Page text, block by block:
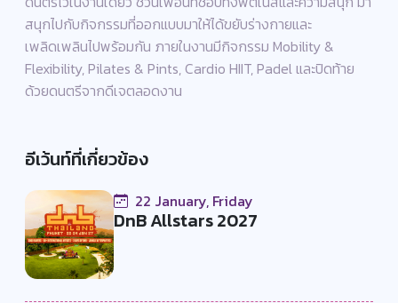
สนุกไปกับกิจกรรมที่ออกแบบมาให้ได้ขยับร่างกายและ
เพลิดเพลินไปพร้อมกัน ภายในงานมีกิจกรรม Mobility &
Flexibility, Pilates & Pints, Cardio HIIT, Padel และปิดท้าย
ด้วยดนตรีจากดีเจตลอดงาน
อีเว้นท์ที่เกี่ยวข้อง
22 January, Friday
DnB Allstars 2027